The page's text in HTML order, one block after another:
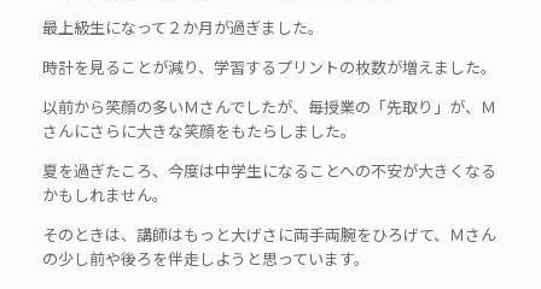
最上級生になって２か月が過ぎました。
時計を見ることが減り、学習するプリントの枚数が増えました。
以前から笑顔の多いＭさんでしたが、毎授業の「先取り」が、Ｍ
さんにさらに大きな笑顔をもたらしました。
夏を過ぎたころ、今度は中学生になることへの不安が大きくなる
かもしれません。
そのときは、講師はもっと大げさに両手両腕をひろげて、Ｍさん
の少し前や後ろを伴走しようと思っています。